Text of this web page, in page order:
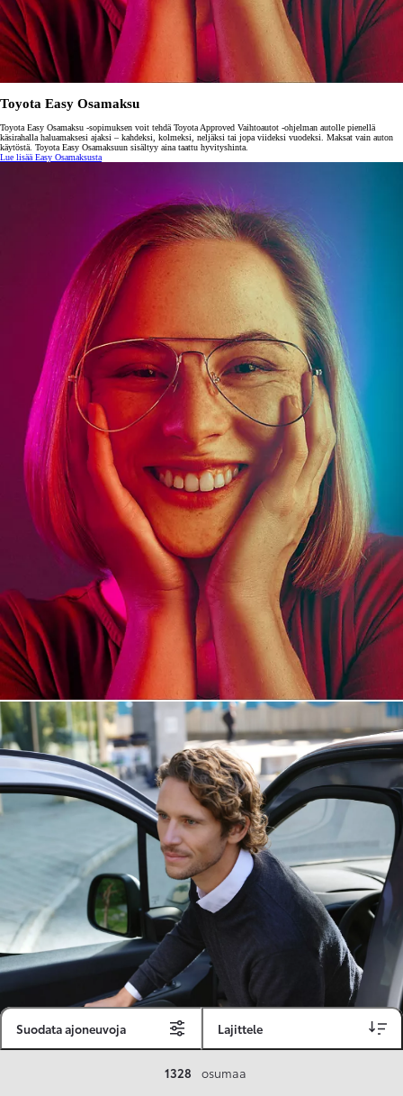
Suodata ajoneuvoja Lajittele
1328 osumaa
Toyota Easy Osamaksu
Toyota Easy Osamaksu -sopimuksen voit tehdä Toyota Approved Vaihtoautot -ohjelman autolle pienellä
käsirahalla haluamaksesi ajaksi – kahdeksi, kolmeksi, neljäksi tai jopa viideksi vuodeksi. Maksat vain auton
käytöstä. Toyota Easy Osamaksuun sisältyy aina taattu hyvityshinta.
Lue lisää Easy Osamaksusta